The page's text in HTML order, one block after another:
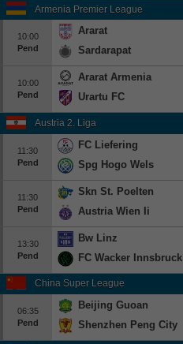
Armenia Premier League
10:00
Pend
Ararat
Sardarapat
10:00
Pend
Ararat Armenia
Urartu FC
Austria 2. Liga
11:30
Pend
FC Liefering
Spg Hogo Wels
11:30
Pend
Skn St. Poelten
Austria Wien Ii
13:30
Pend
Bw Linz
FC Wacker Innsbruck
China Super League
06:35
Pend
Beijing Guoan
Shenzhen Peng City